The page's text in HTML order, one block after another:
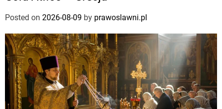
Posted on 2026-08-09 by prawoslawni.pl